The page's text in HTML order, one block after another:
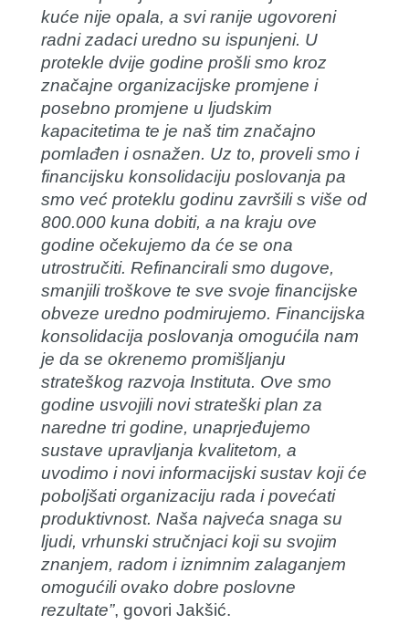
kuće nije opala, a svi ranije ugovoreni
radni zadaci uredno su ispunjeni. U
protekle dvije godine prošli smo kroz
značajne organizacijske promjene i
posebno promjene u ljudskim
kapacitetima te je naš tim značajno
pomlađen i osnažen. Uz to, proveli smo i
financijsku konsolidaciju poslovanja pa
smo već proteklu godinu završili s više od
800.000 kuna dobiti, a na kraju ove
godine očekujemo da će se ona
utrostručiti. Refinancirali smo dugove,
smanjili troškove te sve svoje financijske
obveze uredno podmirujemo. Financijska
konsolidacija poslovanja omogućila nam
je da se okrenemo promišljanju
strateškog razvoja Instituta. Ove smo
godine usvojili novi strateški plan za
naredne tri godine, unaprjeđujemo
sustave upravljanja kvalitetom, a
uvodimo i novi informacijski sustav koji će
poboljšati organizaciju rada i povećati
produktivnost. Naša najveća snaga su
ljudi, vrhunski stručnjaci koji su svojim
znanjem, radom i iznimnim zalaganjem
omogućili ovako dobre poslovne
rezultate”, govori Jakšić.